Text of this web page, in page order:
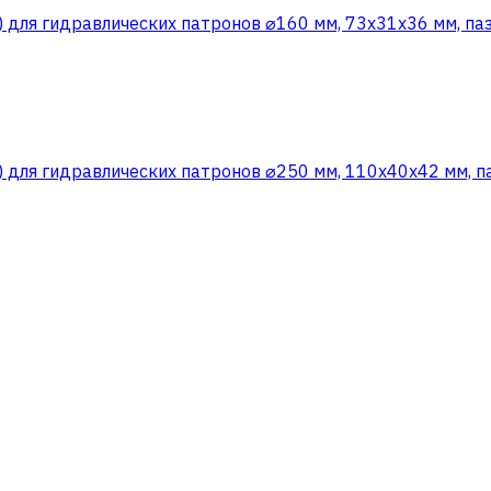
для гидравлических патронов ⌀160 мм, 73x31х36 мм,
для гидравлических патронов ⌀250 мм, 110x40х42